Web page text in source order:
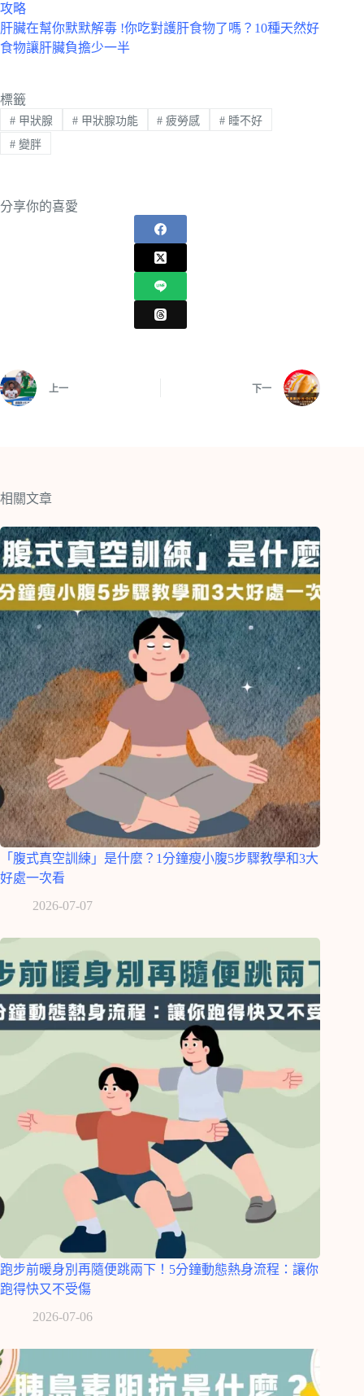
攻略
肝臟在幫你默默解毒 !你吃對護肝食物了嗎？10種天然好
食物讓肝臟負擔少一半
標籤
#甲狀腺 #甲狀腺功能 # 疲勞感 # 睡不好
#變胖
分享你的喜愛
上一 下一
相關文章
「腹式真空訓練」是什麼？1分鐘瘦小腹5步驟教學和3大
好處一次看
2026-07-07
跑步前暖身別再隨便跳兩下！5分鐘動態熱身流程：讓你
跑得快又不受傷
2026-07-06